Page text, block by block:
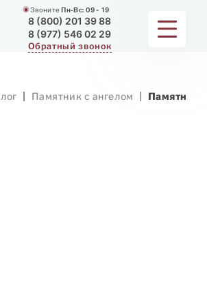
ЗвонитеПн-Вс: 09 - 19
8 (800) 201 39 88
8 (977) 546 02 29
Обратный звонок
Памятник с ангелом Памятник